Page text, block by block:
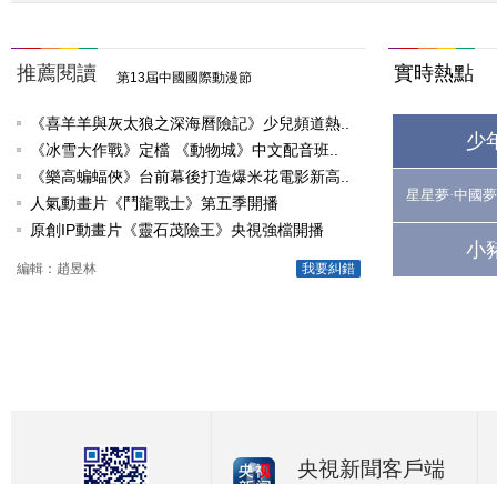
推薦閱讀 第13屆中國國際動漫節
《喜羊羊與灰太狼之深海曆險記》少兒頻道熱..
《冰雪大作戰》定檔 《動物城》中文配音班..
《樂高蝙蝠俠》台前幕後打造爆米花電影新高..
人氣動畫片《鬥龍戰士》第五季開播
原創IP動畫片《靈石茂險王》央視強檔開播
我要糾錯
編輯：趙昱林
實時熱點
少
星星夢·中國夢
小
央視新聞客戶端